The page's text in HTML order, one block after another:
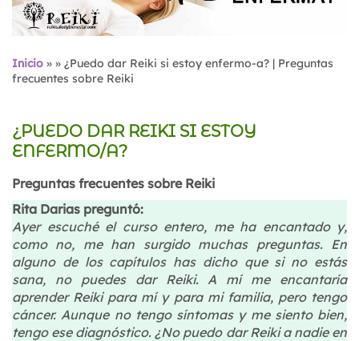
Inicio » » ¿Puedo dar Reiki si estoy enfermo-a? | Preguntas
frecuentes sobre Reiki
¿PUEDO DAR REIKI SI ESTOY
ENFERMO/A?
Preguntas frecuentes sobre Reiki
Rita Darias preguntó:
Ayer escuché el curso entero, me ha encantado y,
como no, me han surgido muchas preguntas. En
alguno de los capítulos has dicho que si no estás
sana, no puedes dar Reiki. A mí me encantaría
aprender Reiki para mí y para mi familia, pero tengo
cáncer. Aunque no tengo síntomas y me siento bien,
tengo ese diagnóstico. ¿No puedo dar Reiki a nadie en